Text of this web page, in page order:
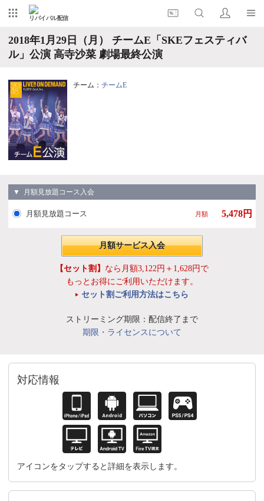
リバイバル配信
2018年1月29日（月） チームE「SKEフェスティバ
ル」公演 高寺沙菜 劇場最終公演
チーム： チームE
▼ 月額見放題コース入会
月額見放題コース 月額 5,478円
月額サービス入会
【セット割】 なら月額3,122円＋1,628円で
もっとお得にご利用いただけます。
セット割ご利用方法はこちら
ストリーミング期限：配信終了まで
期限・ライセンスについて
対応情報
アイコンをタップすると詳細を表示します。